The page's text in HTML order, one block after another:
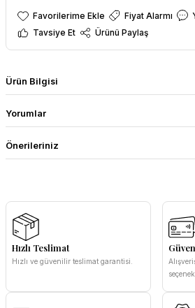
Fiyat Alarmı
Tavsiye Et
Ürünü Paylaş
Ürün Bilgisi
Yorumlar
Önerileriniz
Hızlı Teslimat
Hızlı ve güvenilir teslimat garantisi.